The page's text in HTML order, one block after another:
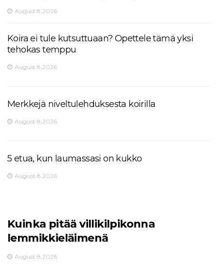
August 8,2026
Koira ei tule kutsuttuaan? Opettele tämä yksi
tehokas temppu
August 8,2026
Merkkejä niveltulehduksesta koirilla
August 8,2026
5 etua, kun laumassasi on kukko
August 8,2026
Kuinka pitää villikilpikonna
lemmikkieläimenä
August 8,2026